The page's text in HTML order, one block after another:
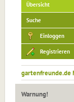
Übersicht
Suche
Einloggen
Registrieren
gartenfreunde.de
Warnung!